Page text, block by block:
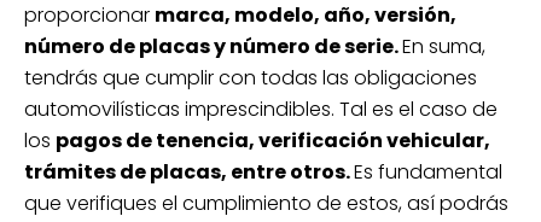
proporcionar marca, modelo, año, versión,
número de placas y número de serie.En suma,
tendrás que cumplir con todas las obligaciones
automovilísticas imprescindibles. Tal es el caso de
los pagos de tenencia, verificación vehicular,
trámites de placas, entre otros.Es fundamental
que verifiques el cumplimiento de estos, así podrás